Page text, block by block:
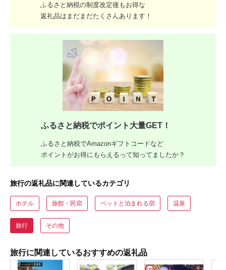
ふるさと納税の制度改定後もお得な
返礼品はまだまだたくさんあります！
ふるさと納税でポイント大量GET！
ふるさと納税でAmazonギフトコードなど
ポイントがお得にもらえるって知ってましたか？
旅行の返礼品に関連しているカテゴリ
ホテル 旅館・民宿 ペットと泊まれる宿 温泉
旅行 その他
旅行に関連しているおすすめの返礼品